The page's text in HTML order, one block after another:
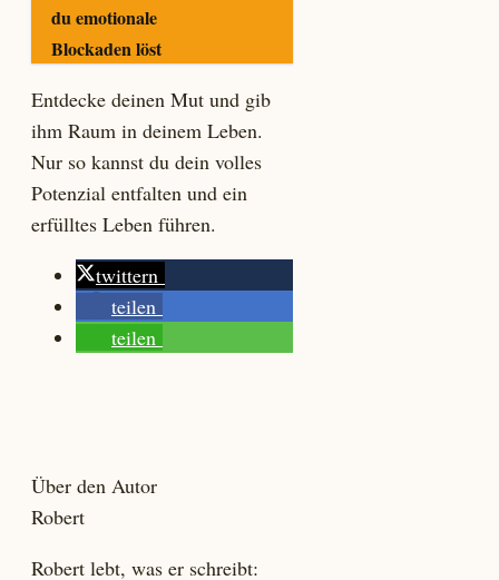
du emotionale
Blockaden löst
Entdecke deinen Mut und gib
ihm Raum in deinem Leben.
Nur so kannst du dein volles
Potenzial entfalten und ein
erfülltes Leben führen.
twittern
teilen
teilen
Über den Autor
Robert
Robert lebt, was er schreibt: